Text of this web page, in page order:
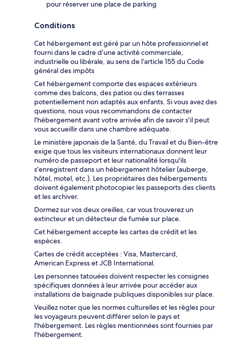
pour réserver une place de parking
Conditions
Cet hébergement est géré par un hôte professionnel et
fourni dans le cadre d’une activité commerciale,
industrielle ou libérale, au sens de l’article 155 du Code
général des impôts
Cet hébergement comporte des espaces extérieurs
comme des balcons, des patios ou des terrasses
potentiellement non adaptés aux enfants. Si vous avez des
questions, nous vous recommandons de contacter
l'hébergement avant votre arrivée afin de savoir s'il peut
vous accueillir dans une chambre adéquate.
Le ministère japonais de la Santé, du Travail et du Bien-être
exige que tous les visiteurs internationaux donnent leur
numéro de passeport et leur nationalité lorsqu'ils
s'enregistrent dans un hébergement hôtelier (auberge,
hôtel, motel, etc.). Les propriétaires des hébergements
doivent également photocopier les passeports des clients
et les archiver.
Dormez sur vos deux oreilles, car vous trouverez un
extincteur et un détecteur de fumée sur place.
Cet hébergement accepte les cartes de crédit et les
espèces.
Cartes de crédit acceptées : Visa, Mastercard,
American Express et JCB International.
Les personnes tatouées doivent respecter les consignes
spécifiques données à leur arrivée pour accéder aux
installations de baignade publiques disponibles sur place.
Veuillez noter que les normes culturelles et les règles pour
les voyageurs peuvent différer selon le pays et
l'hébergement. Les règles mentionnées sont fournies par
l'hébergement.